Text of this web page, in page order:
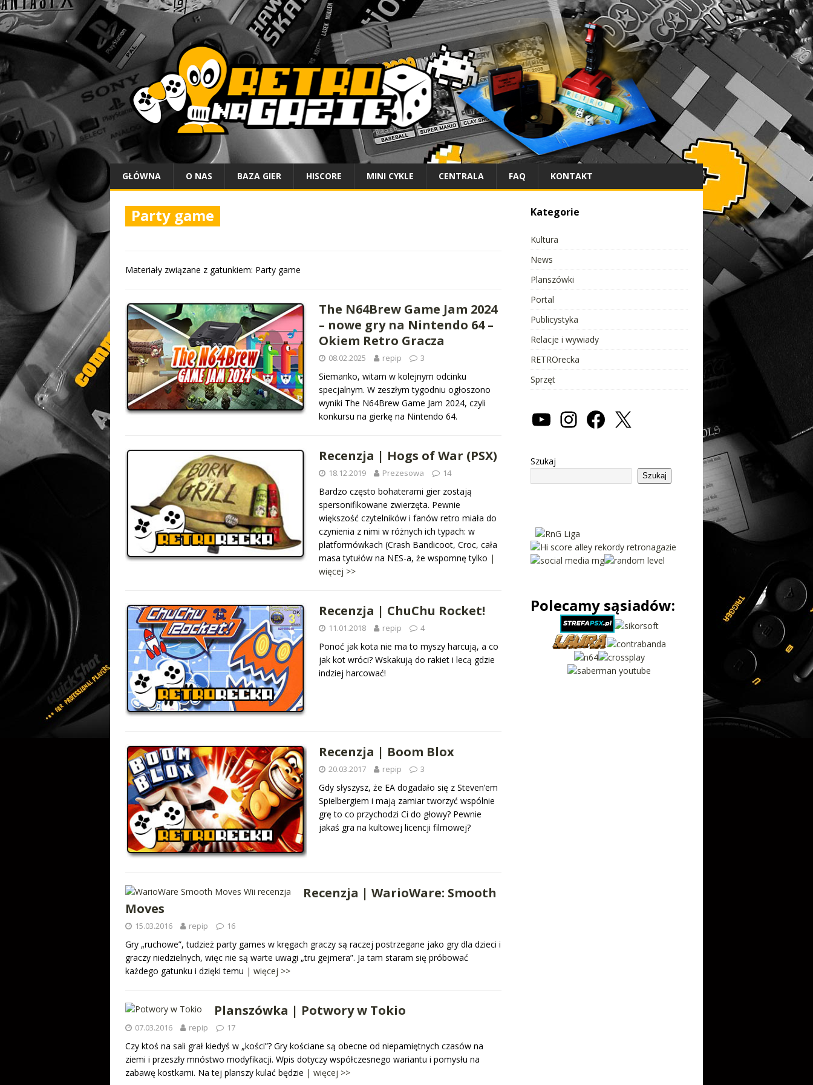
GŁÓWNA O NAS BAZA GIER HISCORE MINI CYKLE CENTRALA FAQ KONTAKT
Party game
Materiały związane z gatunkiem: Party game
The N64Brew Game Jam 2024
– nowe gry na Nintendo 64 –
Okiem Retro Gracza
08.02.2025 repip 3
Siemanko, witam w kolejnym odcinku
specjalnym. W zeszłym tygodniu ogłoszono
wyniki The N64Brew Game Jam 2024, czyli
konkursu na gierkę na Nintendo 64.
Recenzja | Hogs of War (PSX)
18.12.2019 Prezesowa 14
Bardzo często bohaterami gier zostają
spersonifikowane zwierzęta. Pewnie
większość czytelników i fanów retro miała do
czynienia z nimi w różnych ich typach: w
platformówkach (Crash Bandicoot, Croc, cała
masa tytułów na NES-a, że wspomnę tylko |
więcej >>
Recenzja | ChuChu Rocket!
11.01.2018 repip 4
Ponoć jak kota nie ma to myszy harcują, a co
jak kot wróci? Wskakują do rakiet i lecą gdzie
indziej harcować!
Recenzja | Boom Blox
20.03.2017 repip 3
Gdy słyszysz, że EA dogadało się z Steven’em
Spielbergiem i mają zamiar tworzyć wspólnie
grę to co przychodzi Ci do głowy? Pewnie
jakaś gra na kultowej licencji filmowej?
Recenzja | WarioWare: Smooth
Moves
15.03.2016 repip 16
Gry „ruchowe”, tudzież party games w kręgach graczy są raczej postrzegane jako gry dla dzieci i
graczy niedzielnych, więc nie są warte uwagi „tru gejmera”. Ja tam staram się próbować
każdego gatunku i dzięki temu | więcej >>
Planszówka | Potwory w Tokio
07.03.2016 repip 17
Czy ktoś na sali grał kiedyś w „kości”? Gry kościane są obecne od niepamiętnych czasów na
ziemi i przeszły mnóstwo modyfikacji. Wpis dotyczy współczesnego wariantu i pomysłu na
zabawę kostkami. Na tej planszy kulać będzie | więcej >>
Kategorie
Kultura
News
Planszówki
Portal
Publicystyka
Relacje i wywiady
RETROrecka
Sprzęt
Szukaj
Szukaj
Polecamy sąsiadów: